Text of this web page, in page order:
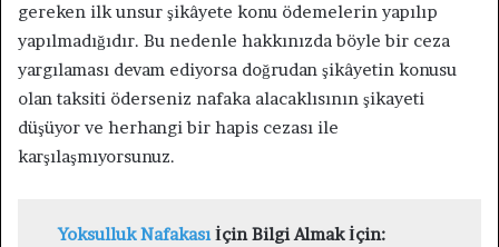
gereken ilk unsur şikâyete konu ödemelerin yapılıp
yapılmadığıdır. Bu nedenle hakkınızda böyle bir ceza
yargılaması devam ediyorsa doğrudan şikâyetin konusu
olan taksiti öderseniz nafaka alacaklısının şikayeti
düşüyor ve herhangi bir hapis cezası ile
karşılaşmıyorsunuz.
Yoksulluk Nafakasıİçin Bilgi Almak İçin: